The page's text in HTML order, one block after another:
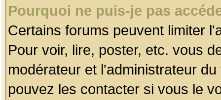
Pourquoi ne puis-je pas
Certains forums peuvent limiter
Pour voir, lire, poster, etc. vous
modérateur et l'administrateur
pouvez les contacter si vous le